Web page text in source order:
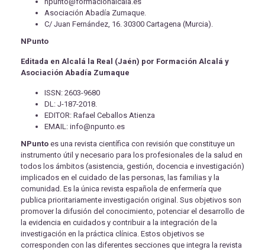
Asociación Abadía Zumaque.
C/ Juan Fernández, 16. 30300 Cartagena (Murcia).
NPunto
Editada en Alcalá la Real (Jaén) por Formación Alcalá y
Asociación Abadía Zumaque
ISSN: 2603-9680
DL: J-187-2018.
EDITOR: Rafael Ceballos Atienza
EMAIL: info@npunto.es
NPunto es una revista científica con revisión que constituye un
instrumento útil y necesario para los profesionales de la salud en
todos los ámbitos (asistencia, gestión, docencia e investigación)
implicados en el cuidado de las personas, las familias y la
comunidad. Es la única revista española de enfermería que
publica prioritariamente investigación original. Sus objetivos son
promover la difusión del conocimiento, potenciar el desarrollo de
la evidencia en cuidados y contribuir a la integración de la
investigación en la práctica clínica. Estos objetivos se
corresponden con las diferentes secciones que integra la revista